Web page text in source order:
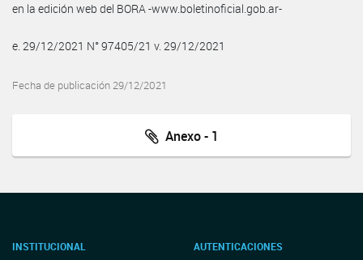
en la edición web del BORA -www.boletinoficial.gob.ar-
e. 29/12/2021 N° 97405/21 v. 29/12/2021
Fecha de publicación 29/12/2021
Anexo - 1
INSTITUCIONAL AUTENTICACIONES